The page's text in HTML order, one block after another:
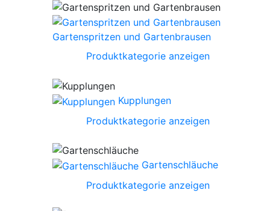
Gartenspritzen und Gartenbrausen
Produktkategorie anzeigen
Kupplungen
Produktkategorie anzeigen
Gartenschläuche
Produktkategorie anzeigen